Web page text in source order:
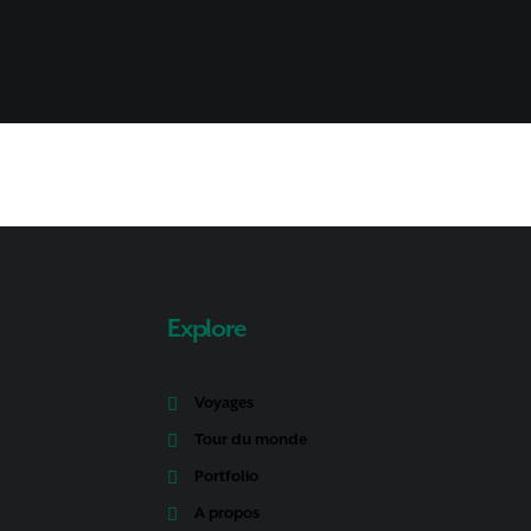
Explore
Voyages
Tour du monde
Portfolio
A propos